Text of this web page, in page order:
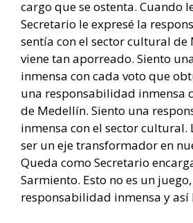
cargo que se ostenta. Cuando
Secretario le expresé la
sentía con el sector cultural
viene tan aporreado. Siento
inmensa con cada voto que
una responsabilidad inmensa
de Medellín. Siento una
inmensa con el sector cultural.
ser un eje transformador en
Queda como Secretario
Sarmiento. Esto no es un
responsabilidad inmensa y así